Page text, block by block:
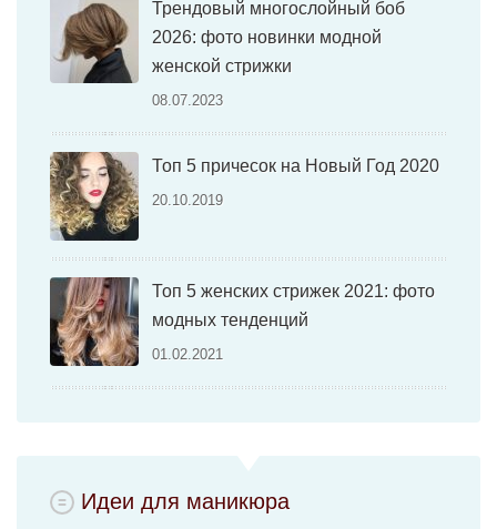
Трендовый многослойный боб
2026: фото новинки модной
женской стрижки
08.07.2023
Топ 5 причесок на Новый Год 2020
20.10.2019
Топ 5 женских стрижек 2021: фото
модных тенденций
01.02.2021
Идеи для маникюра